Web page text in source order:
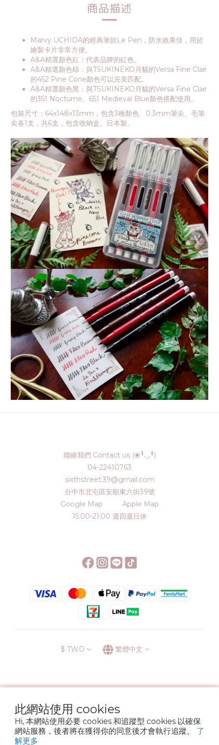
此網站使用 cookies
Hi, 本網站使用必要 cookies 和追蹤型 cookies 以確保
網站服務，後者將在獲得你的同意後才會執行追蹤。 了
解更多
商品描述
Marvy UCHIDA的經典筆款Le Pen，防水效果佳，用於
繪製卡片非常方便。
A&A精選顏色紅：代表品牌的紅色。
A&A精選顏色棕：與TSUKINEKO月貓的Versa Fine Clair
的452 Pine Cone顏色可以完美匹配。
A&A精選顏色黑：與TSUKINEKO月貓的Versa Fine Clair
的351 Nocturne、651 Medieval Blue顏色搭配使用。
包裝尺寸：64x148x13mm，包含3種顏色、0.3mm筆尖、毛筆
尖各1支，共6支，包含收納盒。日本製。
聯絡我們 Contact us (❀╹◡╹)
04-22410763
sixthstreet.39@gmail.com
台中市北屯區安順東六街39號
Google Map
Apple Map
15:00-21:00 週四週日休
$ TWD 繁體中文
運送方式
退換貨政策 條款與細則
Copyright © 2022 6street. All rights reserved.
營業登記名稱 六街生活文具房 72314705